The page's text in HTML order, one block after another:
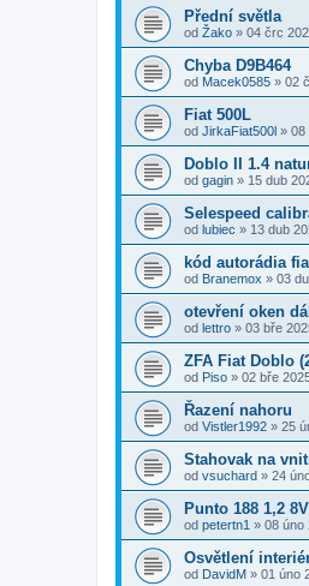
Přední světla
od Žako » 04 črc
Chyba D9B464
od Macek0585 » 02
Fiat 500L
od JirkaFiat500l » 08
Doblo II 1.4
od gagin » 15 dub
Selespeed
od lubiec » 13 dub
kód autorádia
od Branemox » 03
otevření oken
od lettro » 03 bře
ZFA Fiat Doblo
od Piso » 02 bře
Řazení nahoru
od Vistler1992 » 25
Stahovak na
od vsuchard » 24
Punto 188 1,2
od petertn1 » 08 úno
Osvětlení
od DavidM » 01 úno